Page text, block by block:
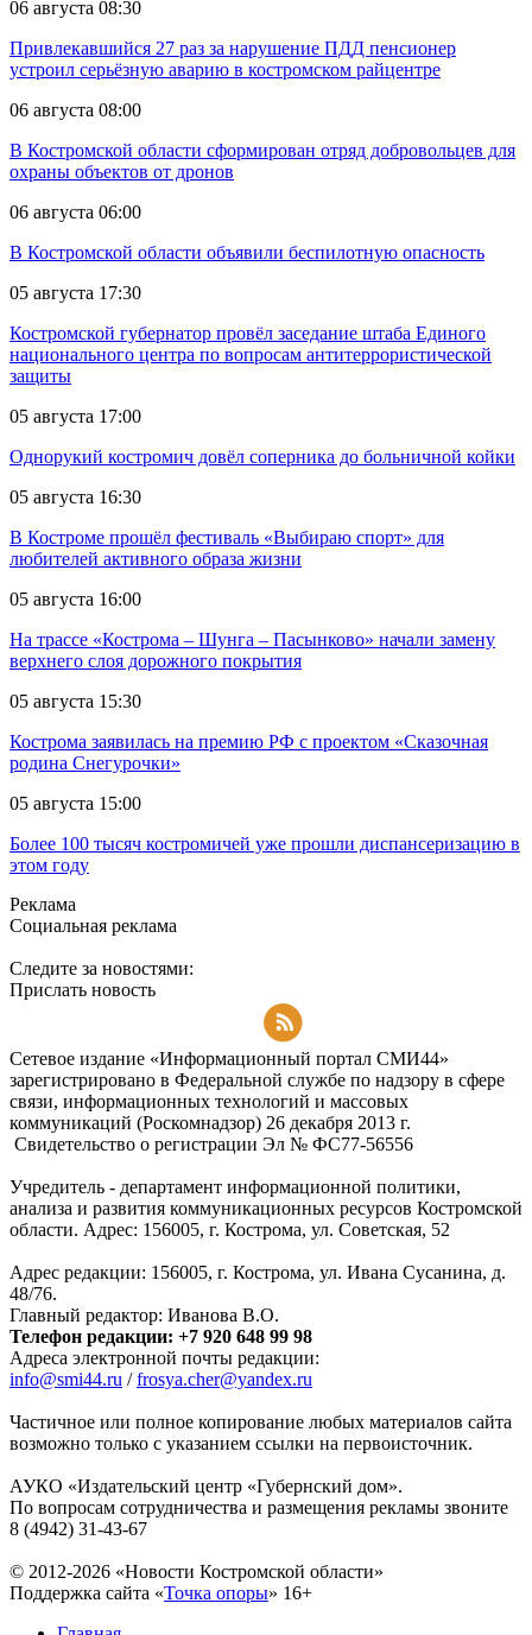
06 августа 08:30
Привлекавшийся 27 раз за нарушение ПДД пенсионер
устроил серьёзную аварию в костромском райцентре
06 августа 08:00
В Костромской области сформирован отряд добровольцев для
охраны объектов от дронов
06 августа 06:00
В Костромской области объявили беспилотную опасность
05 августа 17:30
Костромской губернатор провёл заседание штаба Единого
национального центра по вопросам антитеррористической
защиты
05 августа 17:00
Однорукий костромич довёл соперника до больничной койки
05 августа 16:30
В Костроме прошёл фестиваль «Выбираю спорт» для
любителей активного образа жизни
05 августа 16:00
На трассе «Кострома – Шунга – Пасынково» начали замену
верхнего слоя дорожного покрытия
05 августа 15:30
Кострома заявилась на премию РФ с проектом «Сказочная
родина Снегурочки»
05 августа 15:00
Более 100 тысяч костромичей уже прошли диспансеризацию в
этом году
Реклама
Социальная реклама
Следите за новостями:
Прислать новость
Сетевое издание «Информационный портал СМИ44»
зарегистрировано в Федеральной службе по надзору в сфере
связи, информационных технологий и массовых
коммуникаций (Роскомнадзор) 26 декабря 2013 г.
Свидетельство о регистрации Эл № ФC77-56556
Учредитель - департамент информационной политики,
анализа и развития коммуникационных ресурсов Костромской
области. Адрес: 156005, г. Кострома, ул. Советская, 52
Адрес редакции: 156005, г. Кострома, ул. Ивана Сусанина, д.
48/76.
Главный редактор: Иванова В.О.
Телефон редакции: +7 920 648 99 98
Адреса электронной почты редакции:
info@smi44.ru /frosya.cher@yandex.ru
Частичное или полное копирование любых материалов сайта
возможно только с указанием ссылки на первоисточник.
АУКО «Издательский центр «Губернский дом».
По вопросам сотрудничества и размещения рекламы звоните
8 (4942) 31-43-67
© 2012-2026 «Новости Костромской области»
Поддержка сайта «Точка опоры» 16+